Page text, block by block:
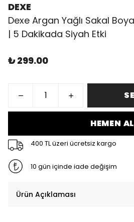
DEXE
Dexe Argan Yağlı Sakal
| 5 Dakikada Siyah Etki
₺ 299.00
HEMEN AL
400 TL üzeri ücretsiz kargo
10 gün içinde iade değişim
Ürün Açıklaması